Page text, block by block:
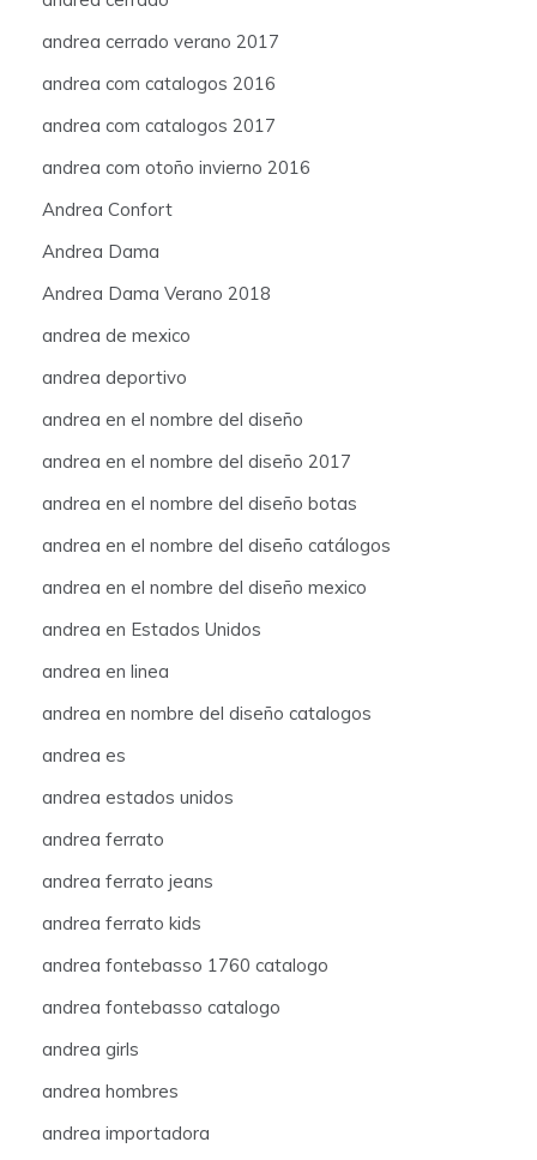
andrea cerrado verano 2017
andrea com catalogos 2016
andrea com catalogos 2017
andrea com otoño invierno 2016
Andrea Confort
Andrea Dama
Andrea Dama Verano 2018
andrea de mexico
andrea deportivo
andrea en el nombre del diseño
andrea en el nombre del diseño 2017
andrea en el nombre del diseño botas
andrea en el nombre del diseño catálogos
andrea en el nombre del diseño mexico
andrea en Estados Unidos
andrea en linea
andrea en nombre del diseño catalogos
andrea es
andrea estados unidos
andrea ferrato
andrea ferrato jeans
andrea ferrato kids
andrea fontebasso 1760 catalogo
andrea fontebasso catalogo
andrea girls
andrea hombres
andrea importadora